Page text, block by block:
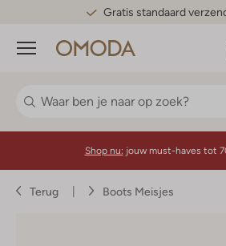
Gratis standaard
Menu
Shop nu: jouw must-haves tot
Terug Boots Meisjes